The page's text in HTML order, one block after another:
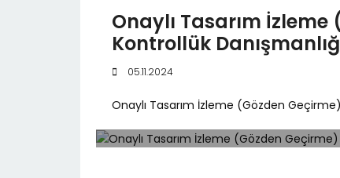
Onaylı Tasarım
Kontrollük
05.11.2024
Onaylı Tasarım İzleme (Gözden